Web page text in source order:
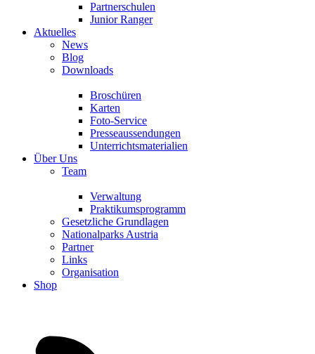
Partnerschulen
Junior Ranger
Aktuelles
News
Blog
Downloads
Broschüren
Karten
Foto-Service
Presseaussendungen
Unterrichtsmaterialien
Über Uns
Team
Verwaltung
Praktikumsprogramm
Gesetzliche Grundlagen
Nationalparks Austria
Partner
Links
Organisation
Shop